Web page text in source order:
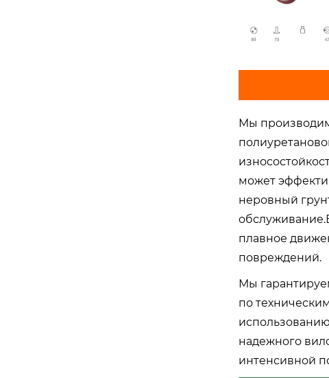
Мы
может
неровный
плавное
повреждений.
Мы
по
надежного
интенсивной